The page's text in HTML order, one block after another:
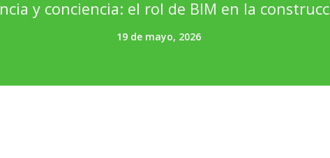
y conciencia: el rol de BIM en la
19 de mayo, 2026